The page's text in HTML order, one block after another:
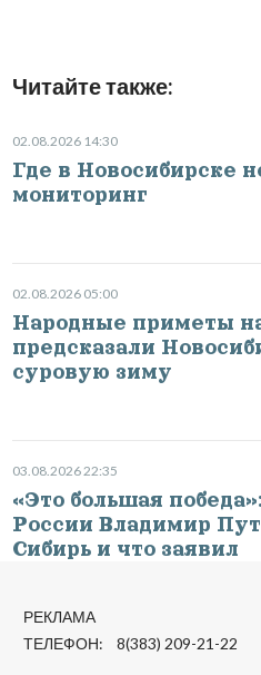
Читайте также:
02.08.2026 14:30
Где в Новосибирске
мониторинг
02.08.2026 05:00
Народные приметы
предсказали
суровую зиму
03.08.2026 22:35
«Это большая
России Владимир
Сибирь и что заявил
РЕКЛАМА
ТЕЛЕФОН: 8(383) 209-21-22